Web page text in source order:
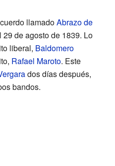
llamadoAbrazo de
29 de agosto de 1839. Lo
liberal, Baldomero
Rafael Maroto. Este
dos días después,
bandos.